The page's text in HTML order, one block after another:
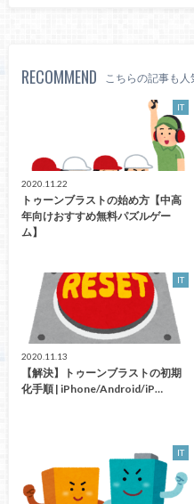
RECOMMEND こちらの記事も人
IT
2020.11.22
トゥーンブラストの始め方【中高
年向けおすすめ無料パズルゲー
ム】
IT
2020.11.13
【解決】トゥーンブラストの初期
化手順 | iPhone/Android/iP…
IT